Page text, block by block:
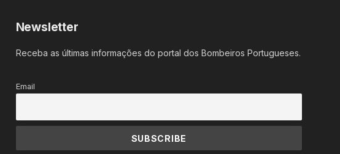
Newsletter
Receba as últimas informações do portal dos Bombeiros Portugueses.
Email